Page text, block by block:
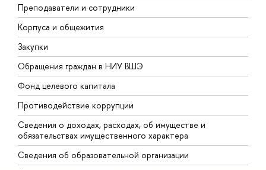
Преподаватели и сотрудники
Корпуса и общежития
Закупки
Обращения граждан в НИУ ВШЭ
Фонд целевого капитала
Противодействие коррупции
Сведения о доходах, расходах, об имуществе и
обязательствах имущественного характера
Сведения об образовательной организации